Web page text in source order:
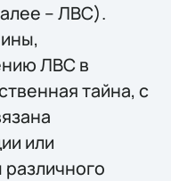
– ЛВС).
ЛВС в
тайна, с
или